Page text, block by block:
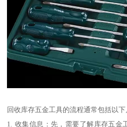
回收库存五金工具的流程通常包括以下
1. 收集信息：先，需要了解库存五金